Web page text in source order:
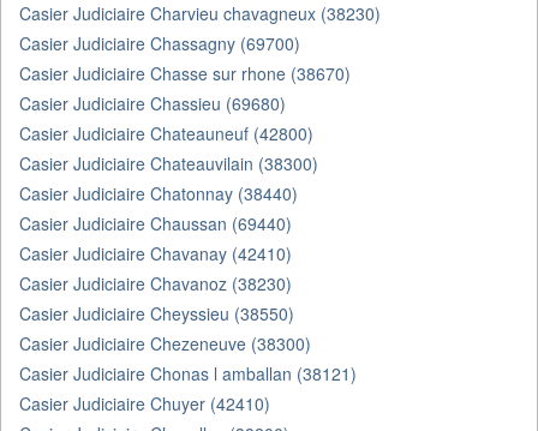
Casier Judiciaire Charvieu chavagneux (38230)
Casier Judiciaire Chassagny (69700)
Casier Judiciaire Chasse sur rhone (38670)
Casier Judiciaire Chassieu (69680)
Casier Judiciaire Chateauneuf (42800)
Casier Judiciaire Chateauvilain (38300)
Casier Judiciaire Chatonnay (38440)
Casier Judiciaire Chaussan (69440)
Casier Judiciaire Chavanay (42410)
Casier Judiciaire Chavanoz (38230)
Casier Judiciaire Cheyssieu (38550)
Casier Judiciaire Chezeneuve (38300)
Casier Judiciaire Chonas l amballan (38121)
Casier Judiciaire Chuyer (42410)